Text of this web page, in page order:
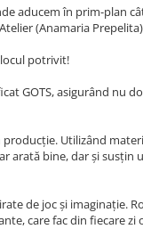
aducem în prim-plan
(Anamaria
potrivit!
GOTS, asigurând nu
Utilizând
arată bine, dar și susțin
de joc și imaginație.
care fac din fiecare zi